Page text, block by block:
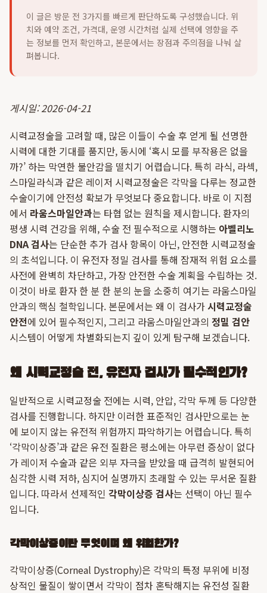
이 글은 방문 전 3가지를 빠르게 판단하도록 구성했습니다. 위
치와 예약 조건, 가격대, 운영 시간처럼 실제 선택에 영향을 주
는 정보를 먼저 확인하고, 본문에서는 장점과 주의점을 나눠 살
펴봅니다.
게시일: 2026-04-21
시력교정술을 고려할 때, 많은 이들이 수술 후 얻게 될 선명한
시력에 대한 기대를 품지만, 동시에 ‘혹시 모를 부작용은 없을
까?’ 하는 막연한 불안감을 떨치기 어렵습니다. 특히 라식, 라섹,
스마일라식과 같은 레이저 시력교정술은 각막을 다루는 정교한
수술이기에 안전성 확보가 무엇보다 중요합니다. 바로 이 지점
에서 라움스마일안과는 타협 없는 원칙을 제시합니다. 환자의
평생 시력 건강을 위해, 수술 전 필수적으로 시행하는 아벨리노
DNA 검사는 단순한 추가 검사 항목이 아닌, 안전한 시력교정술
의 초석입니다. 이 유전자 정밀 검사를 통해 잠재적 위험 요소를
사전에 완벽히 차단하고, 가장 안전한 수술 계획을 수립하는 것.
이것이 바로 환자 한 분 한 분의 눈을 소중히 여기는 라움스마일
안과의 핵심 철학입니다. 본문에서는 왜 이 검사가시력교정술
안전에 있어 필수적인지, 그리고 라움스마일안과의 정밀 검안
시스템이 어떻게 차별화되는지 깊이 있게 탐구해 보겠습니다.
왜 시력교정술 전, 유전자 검사가 필수적인가?
일반적으로 시력교정술 전에는 시력, 안압, 각막 두께 등 다양한
검사를 진행합니다. 하지만 이러한 표준적인 검사만으로는 눈
에 보이지 않는 유전적 위험까지 파악하기는 어렵습니다. 특히
‘각막이상증’과 같은 유전 질환은 평소에는 아무런 증상이 없다
가 레이저 수술과 같은 외부 자극을 받았을 때 급격히 발현되어
심각한 시력 저하, 심지어 실명까지 초래할 수 있는 무서운 질환
입니다. 따라서 선제적인 각막이상증 검사는 선택이 아닌 필수
입니다.
각막이상증이란 무엇이며 왜 위험한가?
각막이상증(Corneal Dystrophy)은 각막의 특정 부위에 비정
상적인 물질이 쌓이면서 각막이 점차 혼탁해지는 유전성 질환